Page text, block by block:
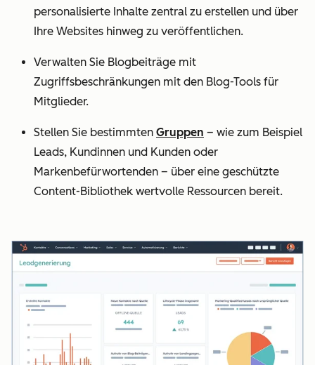
personalisierte Inhalte zentral zu erstellen und über
Ihre Websites hinweg zu veröffentlichen.
Verwalten Sie Blogbeiträge mit
Zugriffsbeschränkungen mit den Blog-Tools für
Mitglieder.
Stellen Sie bestimmten Gruppen – wie zum Beispiel
Leads, Kundinnen und Kunden oder
Markenbefürwortenden – über eine geschützte
Content-Bibliothek wertvolle Ressourcen bereit.